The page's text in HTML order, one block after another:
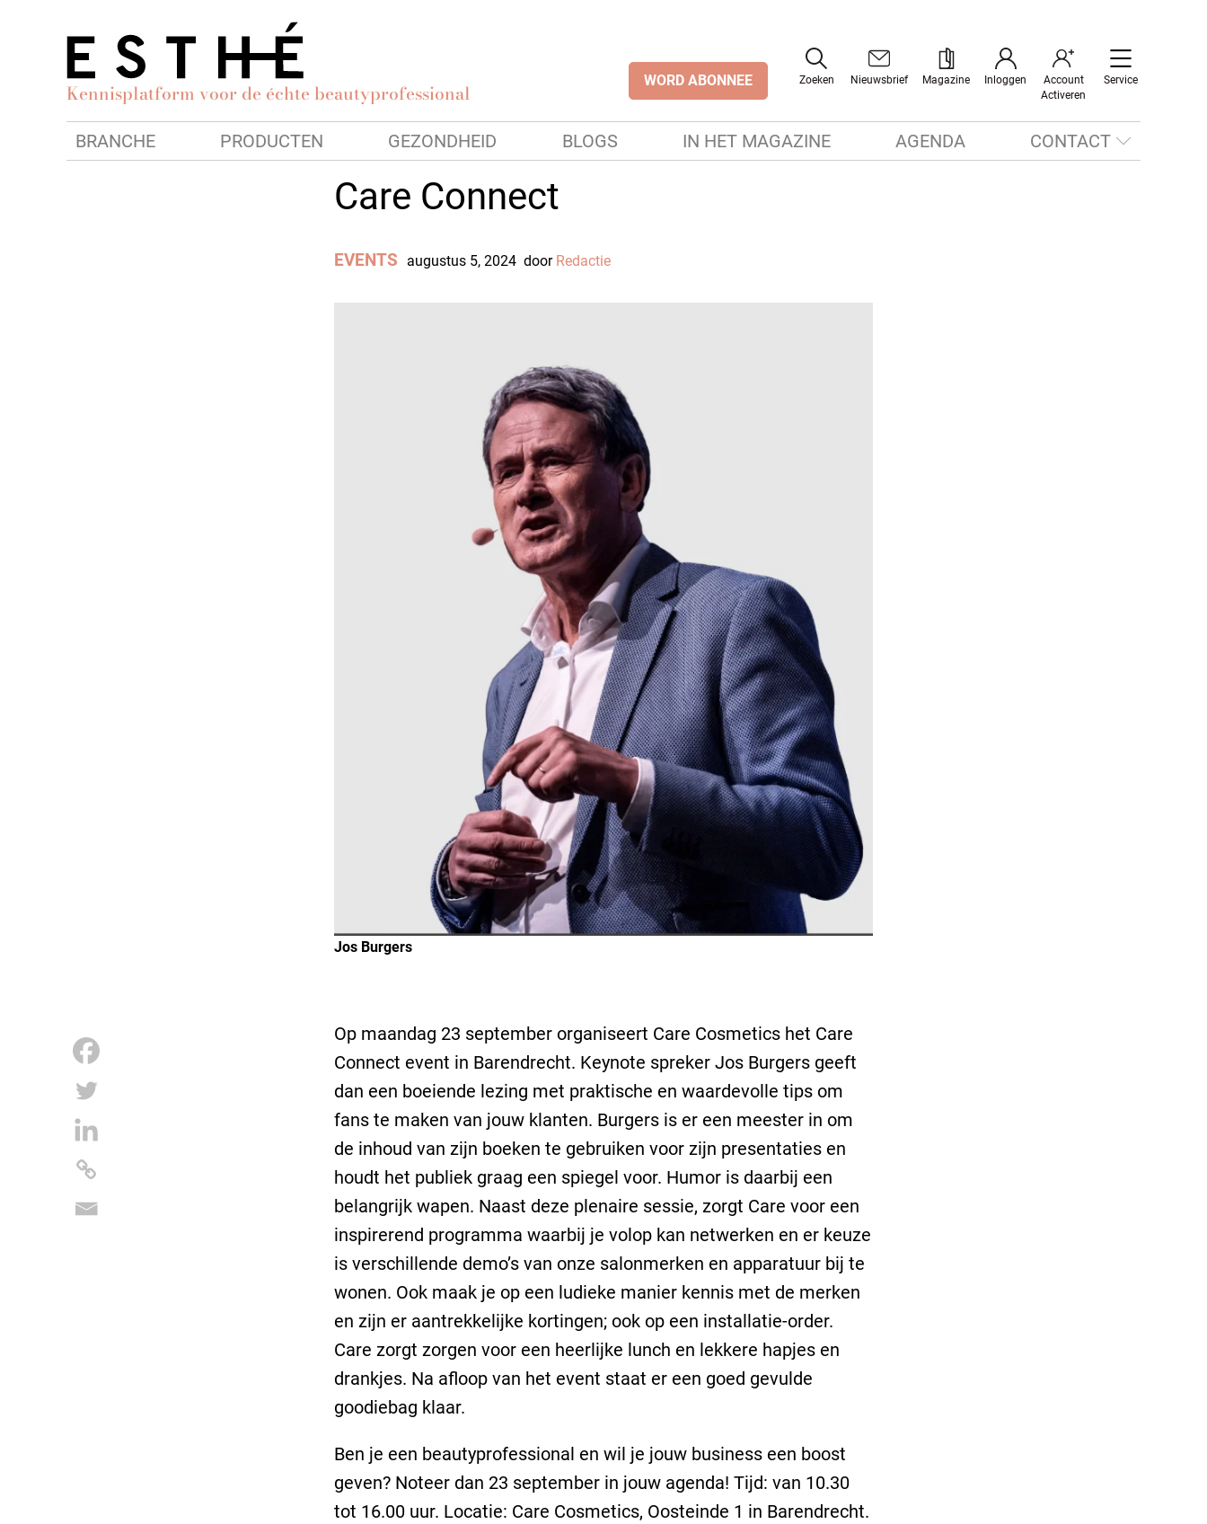
Kennisplatform voor de échte beautyprofessional WORD ABONNEE Zoeken Nieuwsbrief Magazine Inloggen
Account
Activeren
Service
BRANCHE PRODUCTEN GEZONDHEID BLOGS IN HET MAGAZINE AGENDA CONTACT
Care Connect
EVENTS augustus 5, 2024 door Redactie
Jos Burgers
Op maandag 23 september organiseert Care Cosmetics het Care
Connect event in Barendrecht. Keynote spreker Jos Burgers geeft
dan een boeiende lezing met praktische en waardevolle tips om
fans te maken van jouw klanten. Burgers is er een meester in om
de inhoud van zijn boeken te gebruiken voor zijn presentaties en
houdt het publiek graag een spiegel voor. Humor is daarbij een
belangrijk wapen. Naast deze plenaire sessie, zorgt Care voor een
inspirerend programma waarbij je volop kan netwerken en er keuze
is verschillende demo’s van onze salonmerken en apparatuur bij te
wonen. Ook maak je op een ludieke manier kennis met de merken
en zijn er aantrekkelijke kortingen; ook op een installatie-order.
Care zorgt zorgen voor een heerlijke lunch en lekkere hapjes en
drankjes. Na afloop van het event staat er een goed gevulde
goodiebag klaar.
Ben je een beautyprofessional en wil je jouw business een boost
geven? Noteer dan 23 september in jouw agenda! Tijd: van 10.30
tot 16.00 uur. Locatie: Care Cosmetics, Oosteinde 1 in Barendrecht.